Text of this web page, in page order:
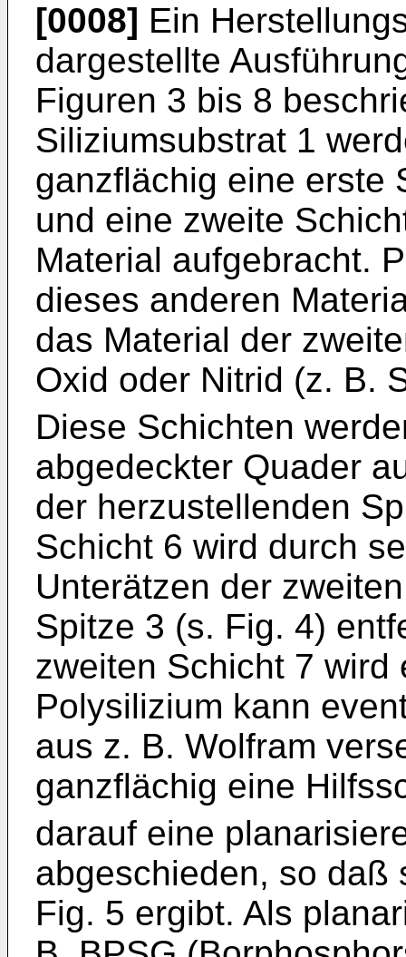
[0008] Ein
dargestellte
Figuren 3 bis 8
Siliziumsubstrat 1
ganzflächig eine erste
und eine zweite
Material aufgebracht.
dieses anderen
das Material der
Oxid oder Nitrid (z. B.
Diese Schichten
abgedeckter Quader
der herzustellenden
Schicht 6 wird durch
Unterätzen der
Spitze 3 (s. Fig. 4)
zweiten Schicht 7 wird
Polysilizium kann
aus z. B. Wolfram
ganzflächig eine
darauf eine
abgeschieden, so daß
Fig. 5 ergibt. Als